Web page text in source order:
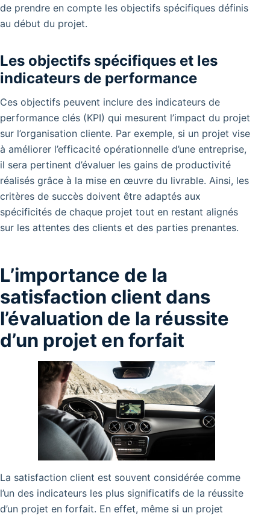
de prendre en compte les objectifs spécifiques définis
au début du projet.
Les objectifs spécifiques et les
indicateurs de performance
Ces objectifs peuvent inclure des indicateurs de
performance clés (KPI) qui mesurent l’impact du projet
sur l’organisation cliente. Par exemple, si un projet vise
à améliorer l’efficacité opérationnelle d’une entreprise,
il sera pertinent d’évaluer les gains de productivité
réalisés grâce à la mise en œuvre du livrable. Ainsi, les
critères de succès doivent être adaptés aux
spécificités de chaque projet tout en restant alignés
sur les attentes des clients et des parties prenantes.
L’importance de la
satisfaction client dans
l’évaluation de la réussite
d’un projet en forfait
La satisfaction client est souvent considérée comme
l’un des indicateurs les plus significatifs de la réussite
d’un projet en forfait. En effet, même si un projet